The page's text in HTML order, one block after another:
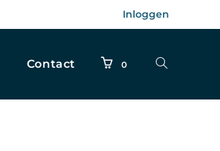
Inloggen
Contact 0